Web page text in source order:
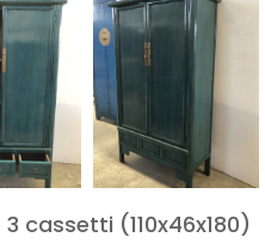
cassetti (110x46x180)